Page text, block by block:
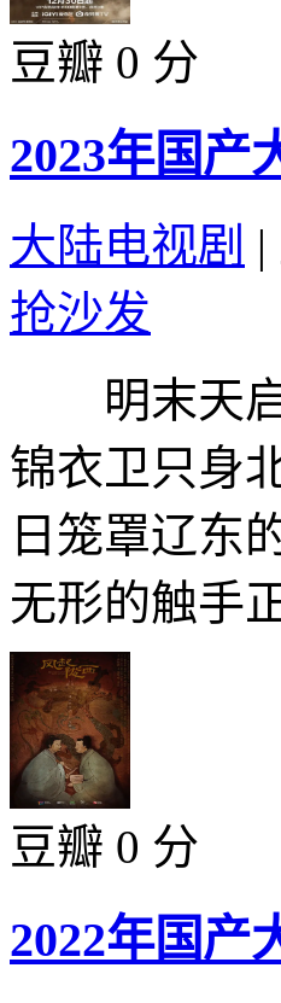
豆瓣 0 分
2023年国产
大陆电视剧 |
抢沙发
明末天启
锦衣卫只身
日笼罩辽东
无形的触
豆瓣 0 分
2022年国产